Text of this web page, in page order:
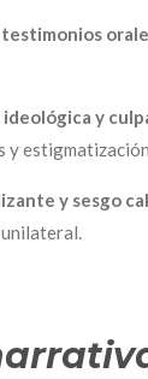
y
y
y sesgo